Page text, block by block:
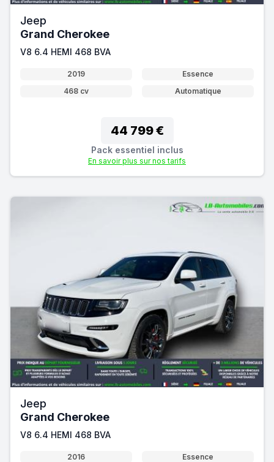
Jeep
Grand Cherokee
V8 6.4 HEMI 468 BVA
2019
Essence
468 cv
Automatique
44 799 €
Pack essentiel inclus
En savoir plus sur nos tarifs
Jeep
Grand Cherokee
V8 6.4 HEMI 468 BVA
2016
Essence